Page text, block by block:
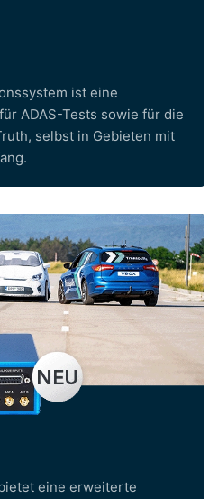
ist eine
ADAS-Tests sowie für die
selbst in Gebieten mit
eine erweiterte